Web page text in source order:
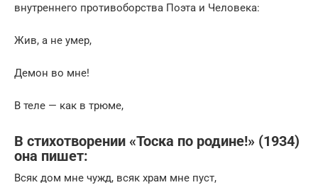
внутреннего противоборства Поэта и Человека:
Жив, а не умер,
Демон во мне!
В теле — как в трюме,
В стихотворении «Тоска по родине!» (1934)
она пишет:
Всяк дом мне чужд, всяк храм мне пуст,